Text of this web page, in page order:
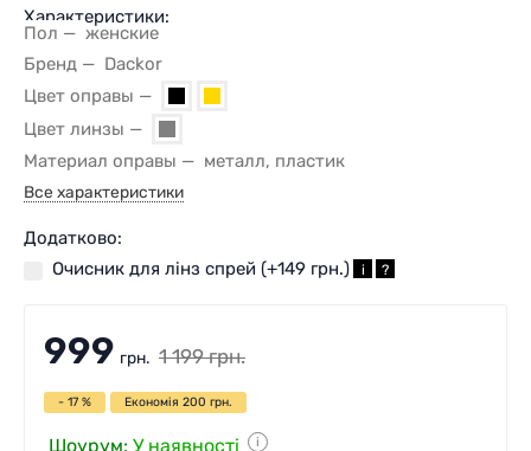
Характеристики:
Пол
женские
Бренд
Dackor
Цвет оправы
Цвет линзы
Материал оправы
металл, пластик
Все характеристики
Додатково:
Очисник для лінз спрей (+149 грн.) i ?
999 грн. 1 199 грн.
- 17 % Економія 200 грн.
Шоурум: У наявності i